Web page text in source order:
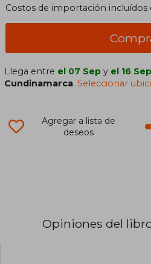
Costos de importación incluídos
Llega entre el 07 Sep y el 16 Sep
Cundinamarca.Seleccionar
Agregar a lista de
deseos
Opiniones del